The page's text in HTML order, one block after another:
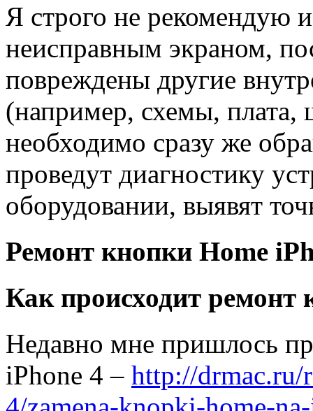
Я строго не рекомендую
неисправным экраном,
повреждены другие
(например, схемы,
необходимо сразу же
проведут диагностику
оборудовании, выявят
Ремонт кнопки Home
Как происходит ремонт
Недавно мне пришлось
iPhone 4 – http://drmac.ru/